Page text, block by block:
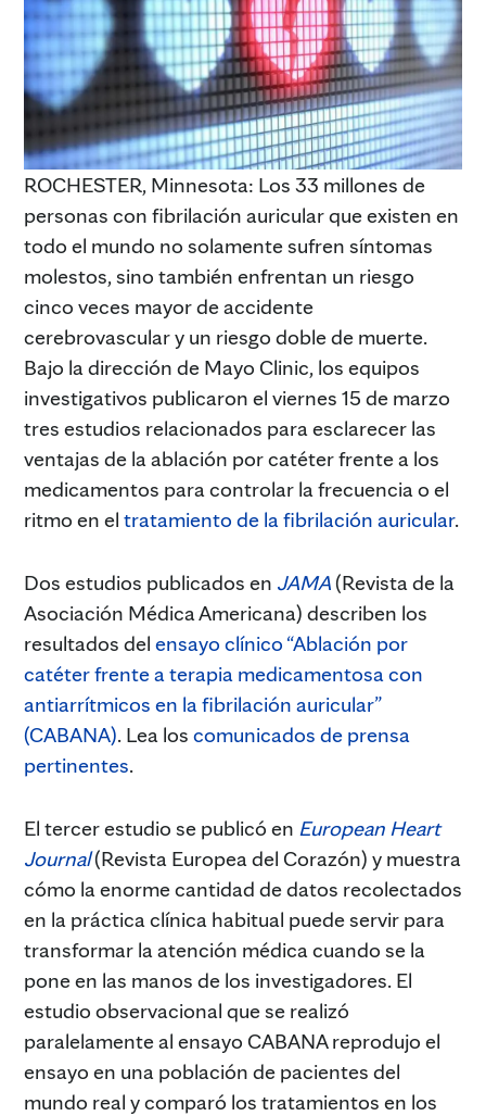
ROCHESTER, Minnesota: Los 33 millones de
personas con fibrilación auricular que existen en
todo el mundo no solamente sufren síntomas
molestos, sino también enfrentan un riesgo
cinco veces mayor de accidente
cerebrovascular y un riesgo doble de muerte.
Bajo la dirección de Mayo Clinic, los equipos
investigativos publicaron el viernes 15 de marzo
tres estudios relacionados para esclarecer las
ventajas de la ablación por catéter frente a los
medicamentos para controlar la frecuencia o el
ritmo en el tratamiento de la fibrilación auricular.
Dos estudios publicados en JAMA(Revista de la
Asociación Médica Americana) describen los
resultados del ensayo clínico “Ablación por
catéter frente a terapia medicamentosa con
antiarrítmicos en la fibrilación auricular”
(CABANA). Lea los comunicados de prensa
pertinentes.
El tercer estudio se publicó en European Heart
Journal(Revista Europea del Corazón) y muestra
cómo la enorme cantidad de datos recolectados
en la práctica clínica habitual puede servir para
transformar la atención médica cuando se la
pone en las manos de los investigadores. El
estudio observacional que se realizó
paralelamente al ensayo CABANA reprodujo el
ensayo en una población de pacientes del
mundo real y comparó los tratamientos en los